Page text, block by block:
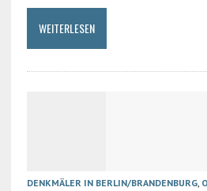
WEITERLESEN
DENKMÄLER IN BERLIN/BRANDENBURG,